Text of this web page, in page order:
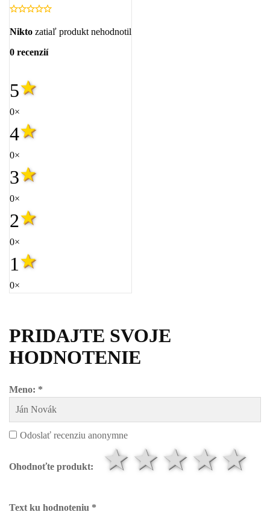
Nikto zatiaľ produkt nehodnotil
0 recenzií
5
0×
4
0×
3
0×
2
0×
1
0×
PRIDAJTE SVOJE
HODNOTENIE
Meno: *
Odoslať recenziu anonymne
Ohodnoťte produkt: 4
3
2
1
Text ku hodnoteniu *